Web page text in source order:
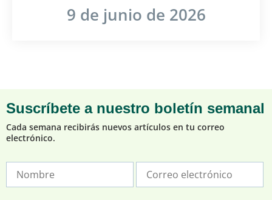
9 de junio de 2026
Suscríbete a nuestro boletín semanal
Cada semana recibirás nuevos artículos en tu correo
electrónico.